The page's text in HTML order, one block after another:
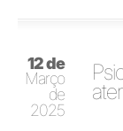
12 de
Março
de
2025